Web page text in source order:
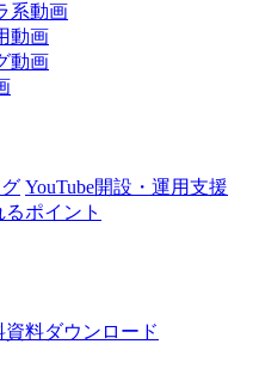
系動画
動画
動画
YouTube開設・運用支援
ポイント
資料ダウンロード